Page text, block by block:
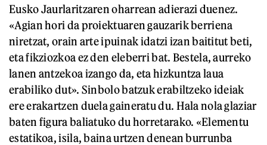
Eusko Jaurlaritzaren oharrean adierazi duenez.
«Agian hori da proiektuaren gauzarik berriena
niretzat, orain arte ipuinak idatzi izan baititut beti,
eta fikziozkoa ez den eleberri bat. Bestela, aurreko
lanen antzekoa izango da, eta hizkuntza laua
erabiliko dut». Sinbolo batzuk erabiltzeko ideiak
ere erakartzen duela gaineratu du. Hala nola glaziar
baten figura baliatuko du horretarako. «Elementu
estatikoa, isila, baina urtzen denean burrunba